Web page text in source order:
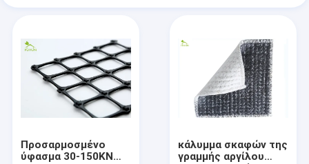
Προσαρμοσμένο
ύφασμα 30-150KN
κάλυμμα σκαφών της
γραμμής αργίλου